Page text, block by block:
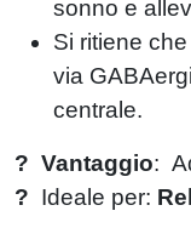
sonno e
Si ritiene
via
centrale.
? Vantaggio:
? Ideale per: